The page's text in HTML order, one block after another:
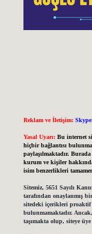
Reklam ve İletişim:
Yasal Uyarı: Bu internet
hiçbir bağlantısı
paylaşılmaktadır.
kurum ve kişiler
isim benzerlikleri
Sitemiz, 5651 Sayılı
tarafından onaylanmış
sitedeki içerikleri proaktif
bulunmamaktadır.
taşımakta olup, siteye